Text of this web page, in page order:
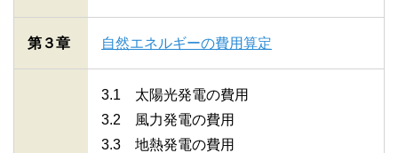
第３章 自然エネルギーの費用算定
3.1 太陽光発電の費用
3.2 風力発電の費用
3.3 地熱発電の費用